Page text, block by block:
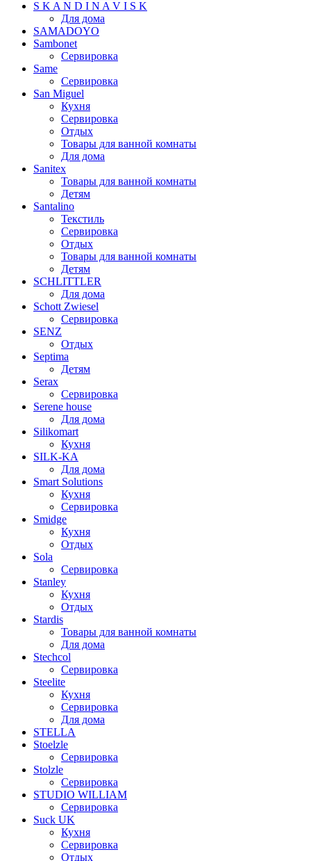
S K A N D I N A V I S K
Для дома
SAMADOYO
Sambonet
Сервировка
Same
Сервировка
San Miguel
Кухня
Сервировка
Отдых
Товары для ванной комнаты
Для дома
Sanitex
Товары для ванной комнаты
Детям
Santalino
Текстиль
Сервировка
Отдых
Товары для ванной комнаты
Детям
SCHLITTLER
Для дома
Schott Zwiesel
Сервировка
SENZ
Отдых
Septima
Детям
Serax
Сервировка
Serene house
Для дома
Silikomart
Кухня
SILK-KA
Для дома
Smart Solutions
Кухня
Сервировка
Smidge
Кухня
Отдых
Sola
Сервировка
Stanley
Кухня
Отдых
Stardis
Товары для ванной комнаты
Для дома
Stechcol
Сервировка
Steelite
Кухня
Сервировка
Для дома
STELLA
Stoelzle
Сервировка
Stolzle
Сервировка
STUDIO WILLIAM
Сервировка
Suck UK
Кухня
Сервировка
Отдых